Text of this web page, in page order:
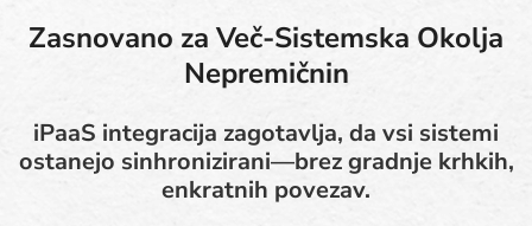
Zasnovano za Več-Sistemska Okolja
Nepremičnin
iPaaS integracija zagotavlja, da vsi sistemi
ostanejo sinhronizirani—brez gradnje krhkih,
enkratnih povezav.